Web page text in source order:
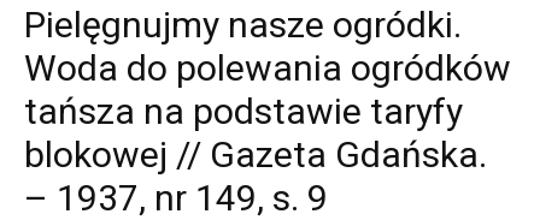
Pielęgnujmy nasze ogródki.
Woda do polewania ogródków
tańsza na podstawie taryfy
blokowej // Gazeta Gdańska.
– 1937, nr 149, s. 9